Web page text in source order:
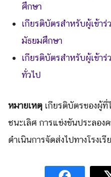
ศึกษา
เกียรติบัตรสำหรับผู้เข้า
มัธยมศึกษา
เกียรติบัตรสำหรับผู้เข้า
ทั่วไป
หมายเหตุ เกียรติบัตรของผู้ที่
ชนะเลิศ การแข่งขันประลอง
ดำเนินการจัดส่งไปทางโรงเ